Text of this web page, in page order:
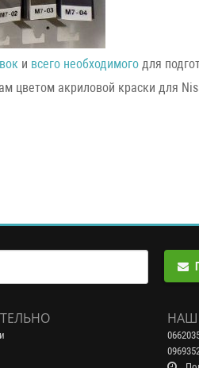
и всего необходимого для
цветом акриловой краски для